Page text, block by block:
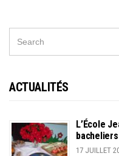
ACTUALITÉS
L’École
17 JUILLET